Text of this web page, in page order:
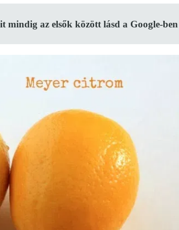
mindig az elsők között lásd a Google-ben